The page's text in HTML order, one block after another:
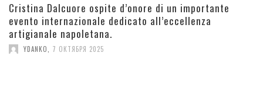
Cristina Dalcuore ospite d’onore di un importante
evento internazionale dedicato all’eccellenza
artigianale napoletana.
YDANKO 7 ОКТЯБРЯ 2025